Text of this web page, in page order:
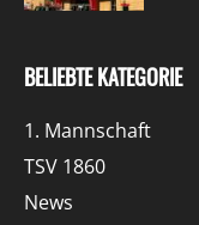
BELIEBTE KATEGORIE
1. Mannschaft
TSV 1860
News